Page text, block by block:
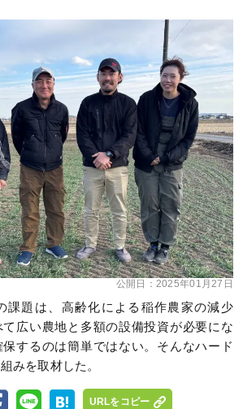
公開日： 2025年01月27日
課題は、高齢化による稲作農家の減少
広い農地と多額の設備投資が必要にな
するのは簡単ではない。そんなハード
みを取材した。
URLをコピー